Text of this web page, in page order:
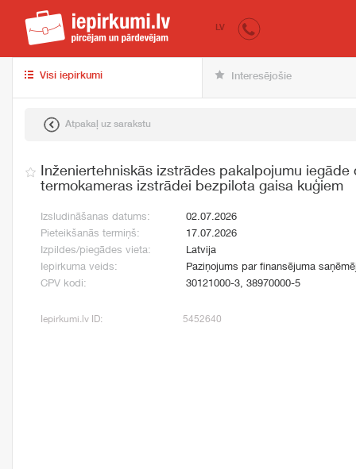
iepirkumi.lv
LV
Visi iepirkumi Interesējošie
Atpakaļ uz sarakstu
Inženiertehniskās izstrādes pakalpojumu iegāde
termokameras izstrādei bezpilota gaisa kuģiem
Izsludināšanas datums:
02.07.2026
Pieteikšanās termiņš:
17.07.2026
Izpildes/piegādes vieta:
Latvija
Iepirkuma veids:
Paziņojums par finansējuma
CPV kodi:
30121000-3, 38970000-5
Iepirkumi.lv ID: 5452640